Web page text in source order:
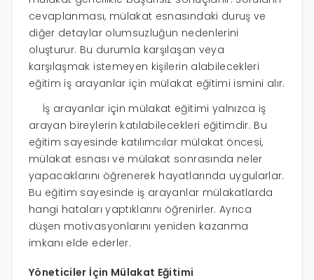
cevaplanması, mülakat esnasındaki duruş ve
diğer detaylar olumsuzluğun nedenlerini
oluşturur. Bu durumla karşılaşan veya
karşılaşmak istemeyen kişilerin alabilecekleri
eğitim iş arayanlar için mülakat eğitimi ismini alır.
İş arayanlar için mülakat eğitimi yalnızca iş
arayan bireylerin katılabilecekleri eğitimdir. Bu
eğitim sayesinde katılımcılar mülakat öncesi,
mülakat esnası ve mülakat sonrasında neler
yapacaklarını öğrenerek hayatlarında uygularlar.
Bu eğitim sayesinde iş arayanlar mülakatlarda
hangi hataları yaptıklarını öğrenirler. Ayrıca
düşen motivasyonlarını yeniden kazanma
imkanı elde ederler.
Yöneticiler İçin Mülakat Eğitimi